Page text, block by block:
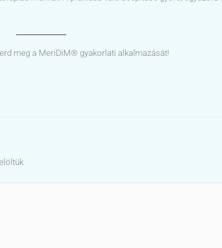
meg a MeriDiM® gyakorlati alkalmazását!